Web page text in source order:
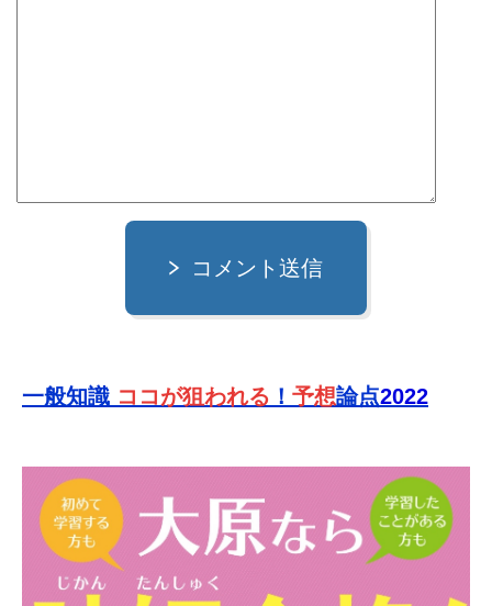
コメント送信
一般知識 ココが狙われる ！ 予想論点2022